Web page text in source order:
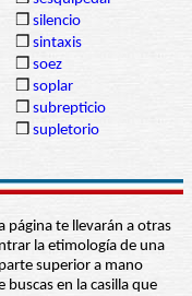
❒ silencio
❒ sintaxis
❒ soez
❒ soplar
❒ subrepticio
❒ supletorio
página te llevarán a otras
la etimología de una
superior a mano
en la casilla que